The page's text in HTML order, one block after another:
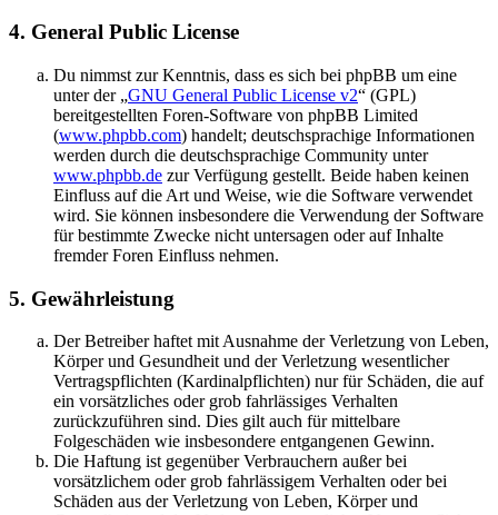
4. General Public License
Du nimmst zur Kenntnis, dass es sich bei phpBB um eine
unter der „GNU General Public License v2“ (GPL)
bereitgestellten Foren-Software von phpBB Limited
(www.phpbb.com) handelt; deutschsprachige Informationen
werden durch die deutschsprachige Community unter
www.phpbb.de zur Verfügung gestellt. Beide haben keinen
Einfluss auf die Art und Weise, wie die Software verwendet
wird. Sie können insbesondere die Verwendung der Software
für bestimmte Zwecke nicht untersagen oder auf Inhalte
fremder Foren Einfluss nehmen.
5. Gewährleistung
Der Betreiber haftet mit Ausnahme der Verletzung von Leben,
Körper und Gesundheit und der Verletzung wesentlicher
Vertragspflichten (Kardinalpflichten) nur für Schäden, die auf
ein vorsätzliches oder grob fahrlässiges Verhalten
zurückzuführen sind. Dies gilt auch für mittelbare
Folgeschäden wie insbesondere entgangenen Gewinn.
Die Haftung ist gegenüber Verbrauchern außer bei
vorsätzlichem oder grob fahrlässigem Verhalten oder bei
Schäden aus der Verletzung von Leben, Körper und